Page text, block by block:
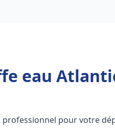
eau
professionnel pour votre